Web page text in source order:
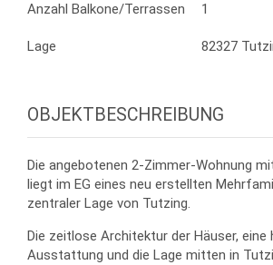
Anzahl Balkone/Terrassen 1
Lage 82327
OBJEKTBESCHREIBUNG
Die angebotenen 2-Zimmer-Wohnung
liegt im EG eines neu erstellten
zentraler Lage von Tutzing.
Die zeitlose Architektur der Häuser, eine
Ausstattung und die Lage mitten in